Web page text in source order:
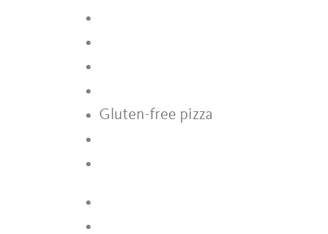
Gluten-free pizza